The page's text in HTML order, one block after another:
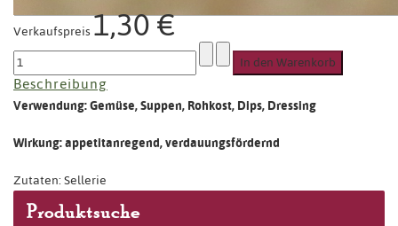
Verkaufspreis1,30 €
Beschreibung
Verwendung: Gemüse, Suppen, Rohkost, Dips, Dressing
Wirkung: appetitanregend, verdauungsfördernd
Zutaten: Sellerie
Produktsuche